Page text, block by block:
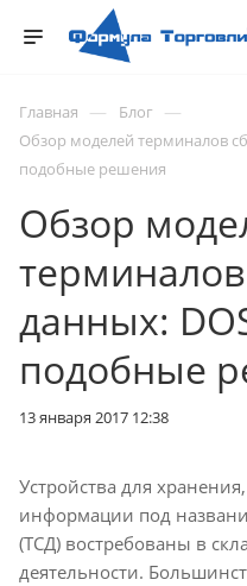
Главная — Блог —
Обзор моделей терминалов
подобные решения
Обзор
данных:
подобные
13 января 2017 12:38
Устройства для
информации под
(ТСД) востребованы в
деятельности.